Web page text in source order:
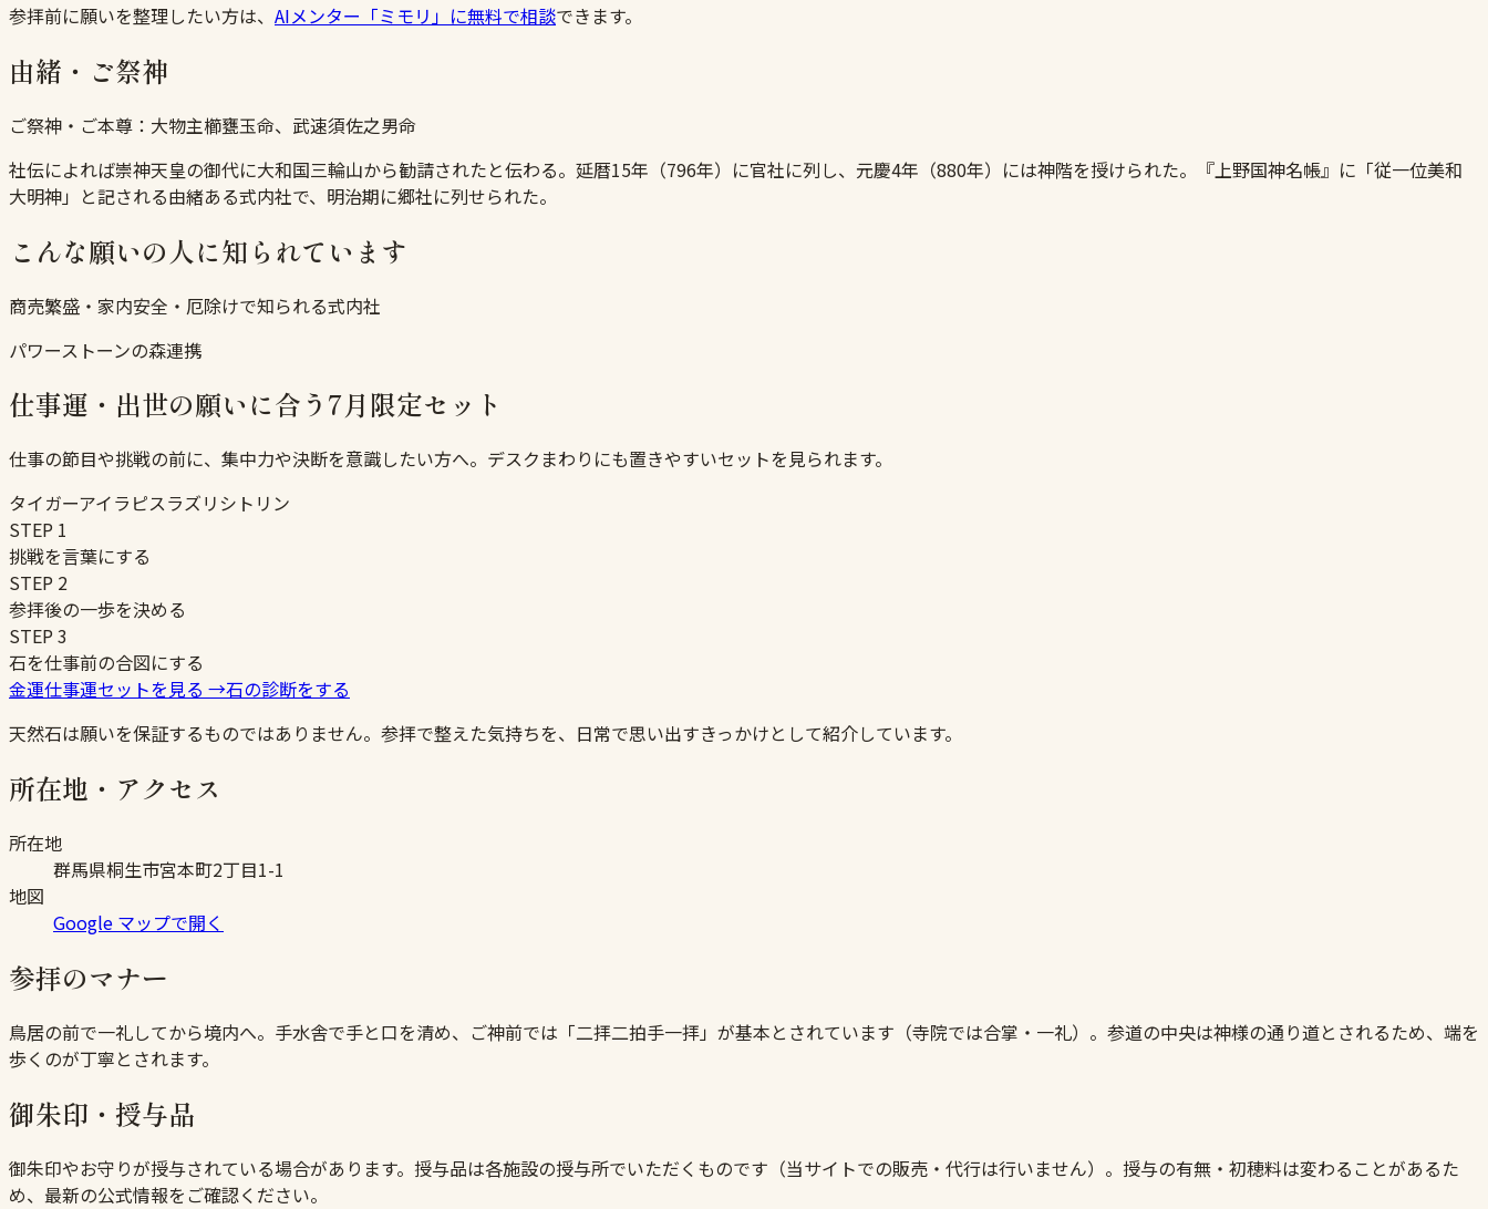
参拝前に願いを整理したい方は、 AIメンター「ミモリ」に無料で相談できます。
由緒・ご祭神
ご祭神・ご本尊： 大物主櫛甕玉命、武速須佐之男命
社伝によれば崇神天皇の御代に大和国三輪山から勧請されたと伝わる。延暦15年（796年）に官社に列し、元慶4年（880年）には神階を授けられた。『上野国神名帳』に「従一位美和
大明神」と記される由緒ある式内社で、明治期に郷社に列せられた。
こんな願いの人に知られています
商売繁盛・家内安全・厄除けで知られる式内社
パワーストーンの森連携
仕事運・出世の願いに合う7月限定セット
仕事の節目や挑戦の前に、集中力や決断を意識したい方へ。デスクまわりにも置きやすいセットを見られます。
タイガーアイラピスラズリ シトリン
STEP 1
挑戦を言葉にする
STEP 2
参拝後の一歩を決める
STEP3
石を仕事前の合図にする
金運仕事運セットを見る →石の診断をする
天然石は願いを保証するものではありません。参拝で整えた気持ちを、日常で思い出すきっかけとして紹介しています。
所在地・アクセス
所在地
群馬県桐生市宮本町2丁目1-1
地図
Google マップで開く
参拝のマナー
鳥居の前で一礼してから境内へ。手水舎で手と口を清め、ご神前では「二拝二拍手一拝」が基本とされています（寺院では合掌・一礼）。参道の中央は神様の通り道とされるため、端を
歩くのが丁寧とされます。
御朱印・授与品
御朱印やお守りが授与されている場合があります。授与品は各施設の授与所でいただくものです（当サイトでの販売・代行は行いません）。授与の有無・初穂料は変わることがあるた
め、最新の公式情報をご確認ください。